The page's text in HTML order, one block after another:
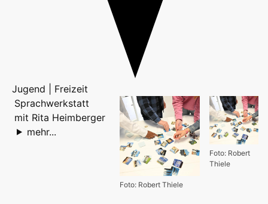
Jugend | Freizeit
Foto: Robert
Thiele
Foto: Robert Thiele
Sprachwerkstatt
mit Rita Heimberger
mehr...